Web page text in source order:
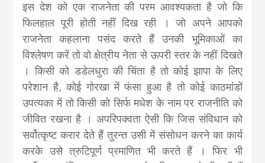
इस देश को एक राजनेता की परम आवश्यकता है जो कि
फिलहाल पूरी होती नहीं दिख रही । जो अपने आपको
राजनेता कहलाना पसंद करते हैं उनकी भूमिकाओं का
विश्लेषण करें तो वो क्षेत्रीय नेता से ऊपरी स्तर के नहीं दिखते
। किसी को डडेलधुरा की चिंता है तो कोई झापा के लिए
परेशान है, कोई गोरखा में फंसा हुआ है तो कोई काठमांडों
उपत्यका में तो किसी को सिर्फ मधेश के नाम पर राजनीति को
जीवित रखना है । अपरिपक्वता ऐसी कि जिस संविधान को
सर्वोत्कृष्ट करार देते हैं तुरन्त उसी में संसोधन करने का कार्य
करके उसे त्रुटिपूर्ण प्रमाणित भी करते हैं । फिर भी